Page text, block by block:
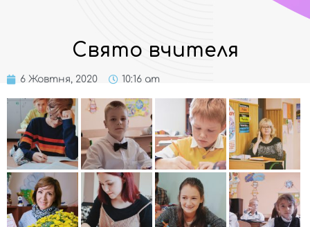
Свято вчителя
6 Жовтня, 2020 10:16 am